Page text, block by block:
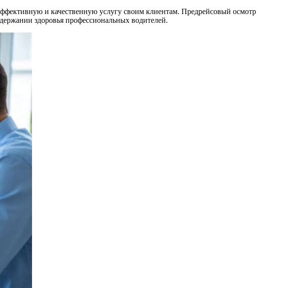
и качественную услугу своим клиентам. Предрейсовый осмотр
здоровья профессиональных водителей.